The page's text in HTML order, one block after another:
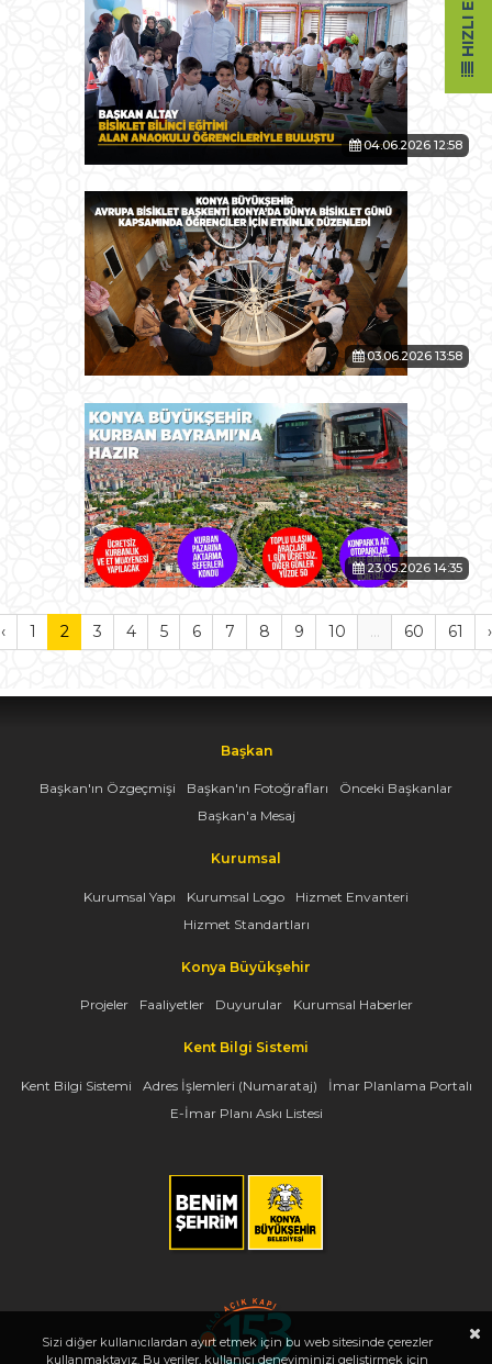
04.06.2026 12:58
03.06.2026 13:58
23.05.2026 14:35
‹ 1 2 3 4 5 6 7 8 9 10 ... 60 61 ›
Başkan
Başkan'ın Özgeçmişi Başkan'ın Fotoğrafları
Önceki Başkanlar
Başkan'a Mesaj
Kurumsal
Kurumsal Yapı Kurumsal Logo
Hizmet Envanteri
Hizmet Standartları
Konya Büyükşehir
Projeler Faaliyetler Duyurular Kurumsal Haberler
Kent Bilgi Sistemi
Kent Bilgi Sistemi Adres İşlemleri (Numarataj)
İmar Planlama Portalı
E-İmar Planı Askı Listesi
Sizi diğer kullanıcılardan ayırt etmek için bu web sitesinde çerezler
kullanmaktayız. Bu veriler, kullanıcı deneyiminizi geliştirmek için